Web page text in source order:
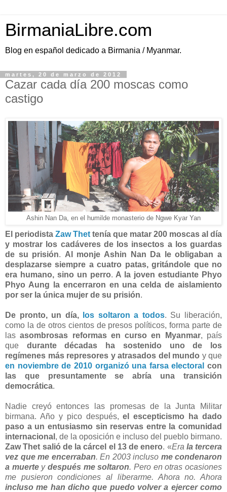
BirmaniaLibre.com
Blog en español dedicado a Birmania / Myanmar.
martes, 20 de marzo de 2012
Cazar cada día 200 moscas como
castigo
Ashin Nan Da, en el humilde monasterio de Ngwe Kyar Yan
El periodista Zaw Thet tenía que matar 200 moscas al día
y mostrar los cadáveres de los insectos a los guardas
de su prisión. Al monje Ashin Nan Da le obligaban a
desplazarse siempre a cuatro patas, gritándole que no
era humano, sino un perro. A la joven estudiante Phyo
Phyo Aung la encerraron en una celda de aislamiento
por ser la única mujer de su prisión.
De pronto, un día, los soltaron a todos. Su liberación,
como la de otros cientos de presos políticos, forma parte de
lasasombrosas reformas en curso en Myanmar, país
que durante décadas ha sostenido uno de los
regímenes más represores y atrasados del mundo y que
en noviembre de 2010 organizó una farsa electoral con
las que presuntamente se abría una transición
democrática.
Nadie creyó entonces las promesas de la Junta Militar
birmana. Año y pico después,el escepticismo ha dado
paso a un entusiasmo sin reservas entre la comunidad
internacional , de la oposición e incluso del pueblo birmano.
Zaw Thet salió de la cárcel el 13 de enero. «Era la tercera
vez que me encerraban. En 2003 incluso me condenaron
a muerteydespués me soltaron. Pero en otras ocasiones
me pusieron condiciones al liberarme. Ahora no. Ahora
incluso me han dicho que puedo volver a ejercer como